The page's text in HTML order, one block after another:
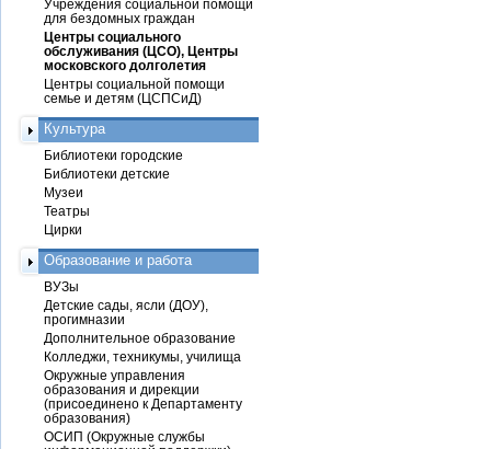
Учреждения социальной помощи
для бездомных граждан
Центры социального
обслуживания (ЦСО), Центры
московского долголетия
Центры социальной помощи
семье и детям (ЦСПСиД)
Культура
Библиотеки городские
Библиотеки детские
Музеи
Театры
Цирки
Образование и работа
ВУЗы
Детские сады, ясли (ДОУ),
прогимназии
Дополнительное образование
Колледжи, техникумы, училища
Окружные управления
образования и дирекции
(присоединено к Департаменту
образования)
ОСИП (Окружные службы